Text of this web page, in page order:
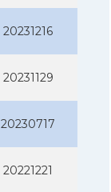
20231216
20231129
20230717
20221221